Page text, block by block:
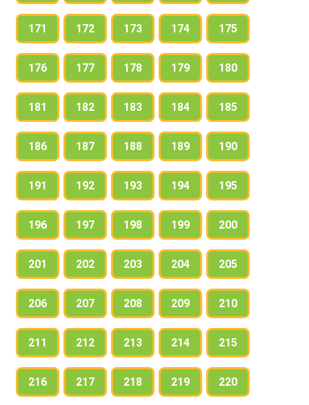
171 172 173 174 175
176 177 178 179 180
181 182 183 184 185
186 187 188 189 190
191 192 193 194 195
196 197 198 199 200
201 202 203 204 205
206 207 208 209 210
211 212 213 214 215
216 217 218 219 220